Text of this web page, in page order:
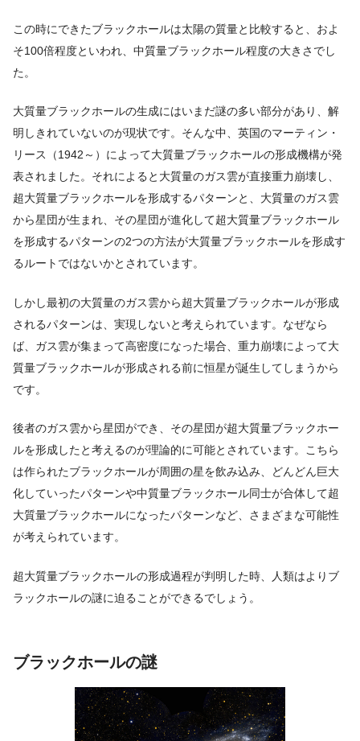
この時にできたブラックホールは太陽の質量と比較すると、およ
そ100倍程度といわれ、中質量ブラックホール程度の大きさでし
た。
大質量ブラックホールの生成にはいまだ謎の多い部分があり、解
明しきれていないのが現状です。そんな中、英国のマーティン・
リース（1942～）によって大質量ブラックホールの形成機構が発
表されました。それによると大質量のガス雲が直接重力崩壊し、
超大質量ブラックホールを形成するパターンと、大質量のガス雲
から星団が生まれ、その星団が進化して超大質量ブラックホール
を形成するパターンの2つの方法が大質量ブラックホールを形成す
るルートではないかとされています。
しかし最初の大質量のガス雲から超大質量ブラックホールが形成
されるパターンは、実現しないと考えられています。なぜなら
ば、ガス雲が集まって高密度になった場合、重力崩壊によって大
質量ブラックホールが形成される前に恒星が誕生してしまうから
です。
後者のガス雲から星団ができ、その星団が超大質量ブラックホー
ルを形成したと考えるのが理論的に可能とされています。こちら
は作られたブラックホールが周囲の星を飲み込み、どんどん巨大
化していったパターンや中質量ブラックホール同士が合体して超
大質量ブラックホールになったパターンなど、さまざまな可能性
が考えられています。
超大質量ブラックホールの形成過程が判明した時、人類はよりブ
ラックホールの謎に迫ることができるでしょう。
ブラックホールの謎